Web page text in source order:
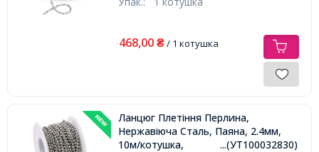
468,00 ₴/ 1 котушка
Ланцюг Плетіння Перлина,
Нержавіюча Сталь, Паяна, 2.4мм,
10м/котушка,
...(УТ100032830)